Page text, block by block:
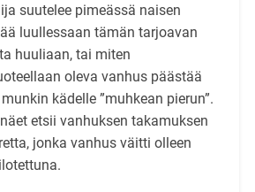
suutelee pimeässä naisen
luullessaan tämän tarjoavan
huuliaan, tai miten
oleva vanhus päästää
kädelle ”muhkean pierun”.
etsii vanhuksen takamuksen
jonka vanhus väitti olleen